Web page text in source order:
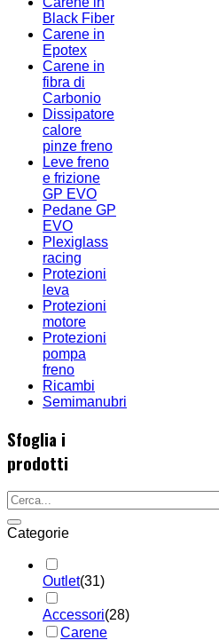
Black Fiber
Carene in
Epotex
Carene in
fibra di
Carbonio
Dissipatore
calore
pinze freno
Leve freno
e frizione
GP EVO
Pedane GP
EVO
Plexiglass
racing
Protezioni
leva
Protezioni
motore
Protezioni
pompa
freno
Ricambi
Semimanubri
Sfoglia i
prodotti
Categorie
Outlet(31)
Accessori(28)
Carene